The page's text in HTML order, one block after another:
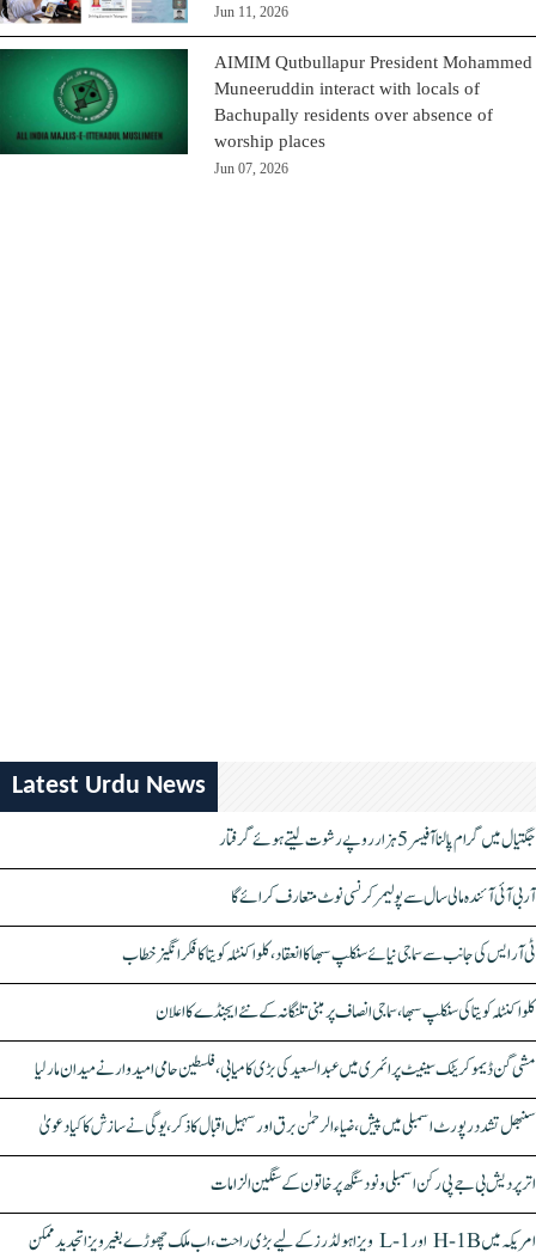
Jun 11, 2026
AIMIM Qutbullapur President Mohammed
Muneeruddin interact with locals of
Bachupally residents over absence of
worship places
Jun 07, 2026
Latest Urdu News
جگتیال میں گرام پالنا آفیسر 5 ہزار روپے رشوت لیتے ہوئے گرفتار
آر بی آئی آئندہ مالی سال سے پولیمر کرنسی نوٹ متعارف کرائے گا
ٹی آر ایس کی جانب سے سماجی نیائے سنکلپ سبھا کا انعقاد، کلواکنٹلہ کویتا کا فکر انگیز خطاب
کلواکنٹلہ کویتا کی سنکلپ سبھا، سماجی انصاف پر مبنی تلنگانہ کے نئے ایجنڈے کا اعلان
مشی گن ڈیموکریٹک سینیٹ پرائمری میں عبدالسعید کی بڑی کامیابی، فلسطین حامی امیدوار نے میدان مار لیا
سنبھل تشدد رپورٹ اسمبلی میں پیش، ضیاء الرحمٰن برق اور سہیل اقبال کا ذکر، یوگی نے سازش کا کیا دعویٰ
اتر پردیش بی جے پی رکن اسمبلی ونود سنگھ پر خاتون کے سنگین الزامات
امریکہ میں H-1B اور L-1 ویزا ہولڈرز کے لیے بڑی راحت، اب ملک چھوڑے بغیر ویزا تجدید ممکن